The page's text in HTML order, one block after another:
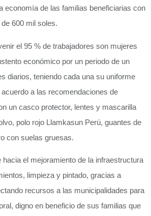
economía de las familias beneficiarias con
600 mil soles.
el 95 % de trabajadores son mujeres
económico por un periodo de un
diarios, teniendo cada una su uniforme
a las recomendaciones de
un casco protector, lentes y mascarilla
polo rojo Llamkasun Perú, guantes de
con suelas gruesas.
el mejoramiento de la infraestructura
limpieza y pintado, gracias a
recursos a las municipalidades para
digno en beneficio de sus familias que